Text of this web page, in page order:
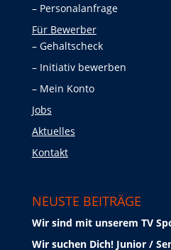
Personalanfrage
Für Bewerber
Gehaltscheck
Initiativ bewerben
Mein Konto
Jobs
Aktuelles
Kontakt
NEUSTE BEITRÄGE
Wir sind mit unserem TV
Wir suchen Dich! Junior /